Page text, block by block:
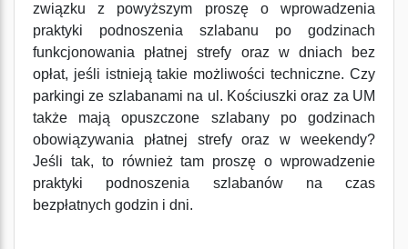
związku z powyższym proszę o wprowadzenia
praktyki podnoszenia szlabanu po godzinach
funkcjonowania płatnej strefy oraz w dniach bez
opłat, jeśli istnieją takie możliwości techniczne. Czy
parkingi ze szlabanami na ul. Kościuszki oraz za UM
także mają opuszczone szlabany po godzinach
obowiązywania płatnej strefy oraz w weekendy?
Jeśli tak, to również tam proszę o wprowadzenie
praktyki podnoszenia szlabanów na czas
bezpłatnych godzin i dni.